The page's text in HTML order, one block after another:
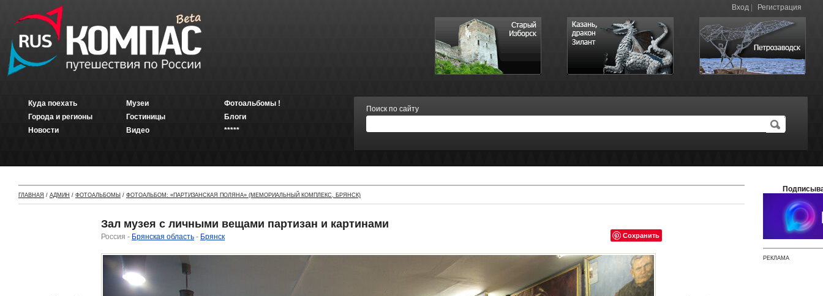
Вход Регистрация
Куда поехать
Города и регионы
Новости
Музеи
Гостиницы
Видео
Фотоальбомы !
Блоги
*****
Поиск по сайту
ГЛАВНАЯ / АДМИН / ФОТОАЛЬБОМЫ / ФОТОАЛЬБОМ: «ПАРТИЗАНСКАЯ ПОЛЯНА» (МЕМОРИАЛЬНЫЙ КОМПЛЕКС, БРЯНСК)
Зал музея с личными вещами партизан и картинами
Сохранить
Россия - Брянская область - Брянск
РЕКЛАМА